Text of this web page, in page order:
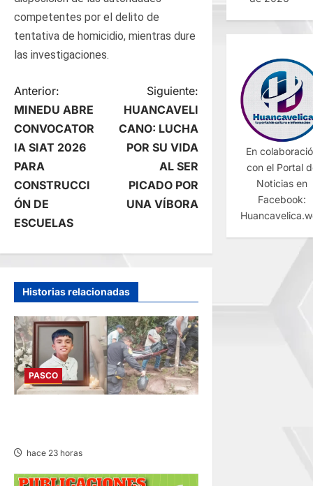
competentes por el delito de
tentativa de homicidio, mientras dure
las investigaciones.
N
a
v
e
g
a
c
i
ó
n
e
e
Anterior:
MINEDU ABRE
CONVOCATOR
IA SIAT 2026
PARA
CONSTRUCCI
ÓN DE
ESCUELAS
Siguiente:
HUANCAVELI
CANO: LUCHA
POR SU VIDA
AL SER
PICADO POR
UNA VÍBORA
Historias relacionadas
PASCO
hace 23 horas
En
con el Portal
Noticias en
Facebook: